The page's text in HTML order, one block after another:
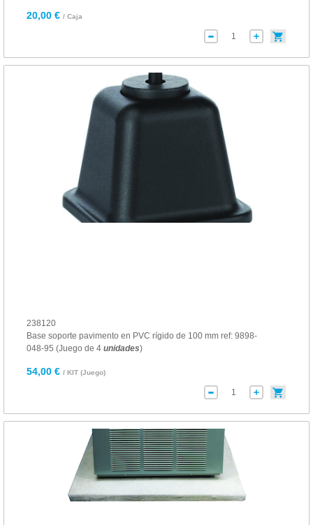
20,00 € / Caja
238120
Base soporte pavimento en PVC rígido de 100 mm ref: 9898-
048-95 (Juego de 4 unidades)
54,00 € / KIT (Juego)